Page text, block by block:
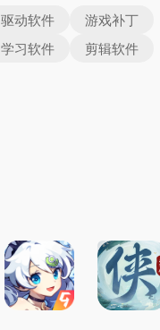
驱动软件
游戏补丁
学习软件
剪辑软件